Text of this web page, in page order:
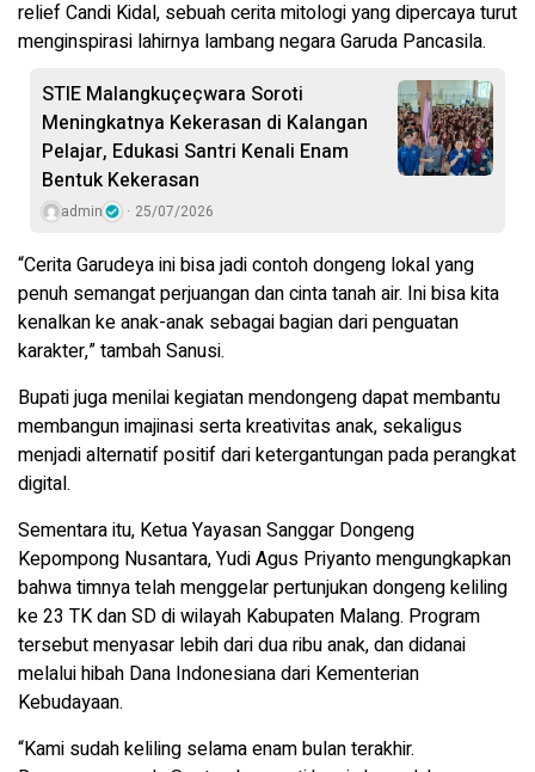
relief Candi Kidal, sebuah cerita mitologi yang dipercaya turut
menginspirasi lahirnya lambang negara Garuda Pancasila.
STIE Malangkuçeçwara Soroti
Meningkatnya Kekerasan di Kalangan
Pelajar, Edukasi Santri Kenali Enam
Bentuk Kekerasan
admin 25/07/2026
“Cerita Garudeya ini bisa jadi contoh dongeng lokal yang
penuh semangat perjuangan dan cinta tanah air. Ini bisa kita
kenalkan ke anak-anak sebagai bagian dari penguatan
karakter,” tambah Sanusi.
Bupati juga menilai kegiatan mendongeng dapat membantu
membangun imajinasi serta kreativitas anak, sekaligus
menjadi alternatif positif dari ketergantungan pada perangkat
digital.
Sementara itu, Ketua Yayasan Sanggar Dongeng
Kepompong Nusantara, Yudi Agus Priyanto mengungkapkan
bahwa timnya telah menggelar pertunjukan dongeng keliling
ke 23 TK dan SD di wilayah Kabupaten Malang. Program
tersebut menyasar lebih dari dua ribu anak, dan didanai
melalui hibah Dana Indonesiana dari Kementerian
Kebudayaan.
“Kami sudah keliling selama enam bulan terakhir.